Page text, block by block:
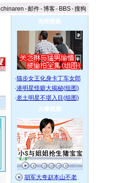
chinaren -邮件-博客- BBS-搜狗
热辣图集
·猫步女王化身卡丁车女郎
·港明星怪癖大揭秘(组图)
·老土明星不堪入目(组图)
火爆视频
胡军大夸赵本山不老